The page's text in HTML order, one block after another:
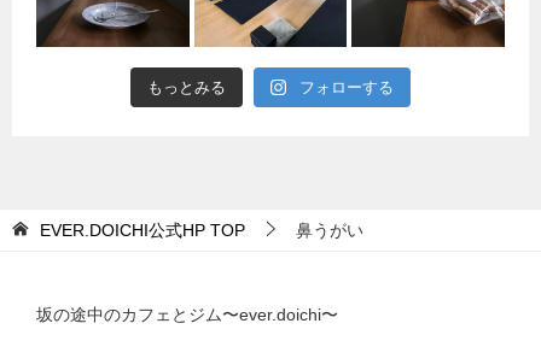
もっとみる フォローする
EVER.DOICHI公式HP TOP 鼻うがい
坂の途中のカフェとジム〜ever.doichi〜